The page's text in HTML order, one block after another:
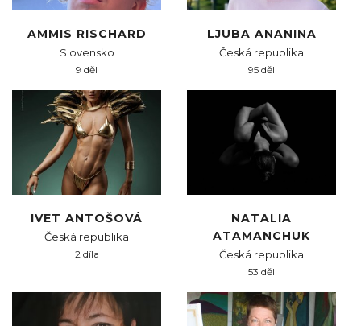
AMMIS RISCHARD
Slovensko
9 děl
LJUBA ANANINA
Česká republika
95 děl
IVET ANTOŠOVÁ
Česká republika
2 díla
NATALIA
ATAMANCHUK
Česká republika
53 děl